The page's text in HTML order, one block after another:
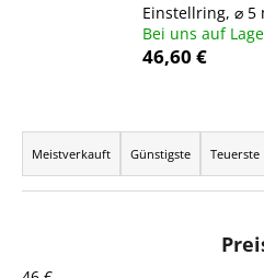
Einstellring, ⌀ 5
Bei uns auf
46,60 €
P
o
Meistverkauft Günstigste Teuerste
r